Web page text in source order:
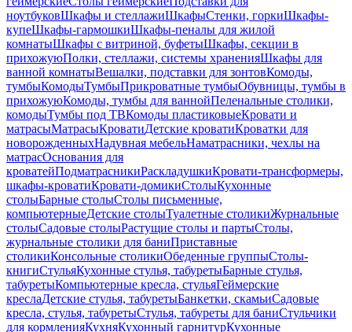
ноутбуковШкафы и стеллажиШкафыСтенки, горкиШкафы-
купеШкафы-гармошкиШкафы-пеналы для жилой
комнатыШкафы с витриной, буфетыШкафы, секции в
прихожуюПолки, стеллажи, системы храненияШкафы для
ванной комнатыВешалки, подставки для зонтовКомоды,
тумбыКомодыТумбыПрикроватные тумбыОбувницы, тумбы в
прихожуюКомоды, тумбы для ваннойПеленальные столики,
комодыТумбы под ТВКомоды пластиковыеКровати и
матрасыМатрасыКроватиДетские кроватиКроватки для
новорожденныхНадувная мебельНаматрасники, чехлы на
матрасОснования для
кроватейПодматрасникиРаскладушкиКровати-трансформеры,
шкафы-кроватиКровати-домикиСтолыКухонные
столыБарные столыСтолы письменные,
компьютерныеДетские столыТуалетные столикиЖурнальные
столыСадовые столыРастущие столы и партыСтолы,
журнальные столики для баниПриставные
столикиКонсольные столикиОбеденные группыСтолы-
книгиСтульяКухонные стулья, табуретыБарные стулья,
табуретыКомпьютерные кресла, стульяГеймерские
креслаДетские стулья, табуретыБанкетки, скамьиСадовые
кресла, стулья, табуретыСтулья, табуреты для баниСтульчики
для кормленияКухняКухонный гарнитурКухонные